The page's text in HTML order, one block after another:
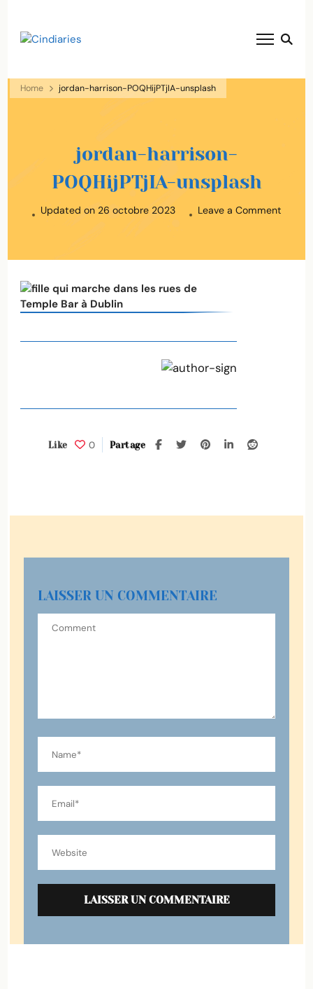
Home jordan-harrison-POQHijPTjIA-unsplash
jordan-harrison-
POQHijPTjIA-unsplash
Updated on 26 octobre 2023 Leave a Commenton
0
Like Partage
LAISSER UN COMMENTAIRE